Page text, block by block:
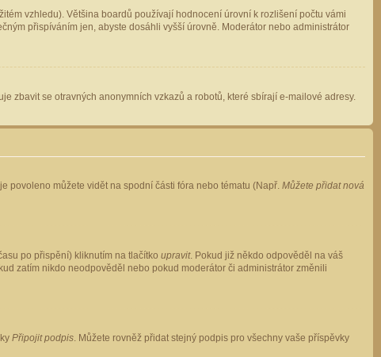
vzhledu). Většina boardů používají hodnocení úrovní k rozlišení počtu vámi
přispíváním jen, abyste dosáhli vyšší úrovně. Moderátor nebo administrátor
zbavit se otravných anonymních vzkazů a robotů, které sbírají e-mailové adresy.
povoleno můžete vidět na spodní části fóra nebo tématu (Např. Můžete přidat nová
po přispění) kliknutím na tlačítko upravit. Pokud již někdo odpověděl na váš
zatím nikdo neodpověděl nebo pokud moderátor či administrátor změnili
Připojit podpis. Můžete rovněž přidat stejný podpis pro všechny vaše příspěvky